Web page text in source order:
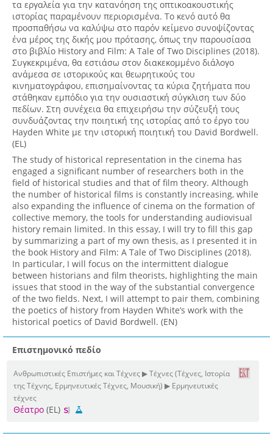
τα εργαλεία για την κατανόηση της οπτικοακουστικής
ιστορίας παραμένουν περιορισμένα. Το κενό αυτό θα
προσπαθήσω να καλύψω στο παρόν κείμενο συνοψίζοντας
ένα μέρος της δικής μου πρότασης, όπως την παρουσίασα
στο βιβλίο History and Film: A Tale of Two Disciplines (2018).
Συγκεκριμένα, θα εστιάσω στον διακεκομμένο διάλογο
ανάμεσα σε ιστορικούς και θεωρητικούς του
κινηματογράφου, επισημαίνοντας τα κύρια ζητήματα που
στάθηκαν εμπόδιο για την ουσιαστική σύγκλιση των δύο
πεδίων. Στη συνέχεια θα επιχειρήσω την σύζευξή τους
συνδυάζοντας την ποιητική της ιστορίας από το έργο του
Hayden White με την ιστορική ποιητική του David Bordwell.
(EL)
The study of historical representation in the cinema has
engaged a significant number of researchers both in the
field of historical studies and that of film theory. Although
the number of historical films is constantly increasing, while
also expanding the influence of cinema on the formation of
collective memory, the tools for understanding audiovisual
history remain limited. In this essay, I will try to fill this gap
by summarizing a part of my own thesis, as I presented it in
the book History and Film: A Tale of Two Disciplines (2018).
In particular, I will focus on the intermittent dialogue
between historians and film theorists, highlighting the main
issues that stood in the way of the substantial convergence
of the two fields. Next, I will attempt to pair them, combining
the poetics of history from Hayden White’s work with the
historical poetics of David Bordwell. (EN)
Επιστημονικό πεδίο
Ανθρωπιστικές Επιστήμες και Τέχνες ▶ Τέχνες (Τέχνες, Ιστορία
της Τέχνης, Ερμηνευτικές Τέχνες, Μουσική) ▶ Ερμηνευτικές
τέχνες
Θέατρο (EL)